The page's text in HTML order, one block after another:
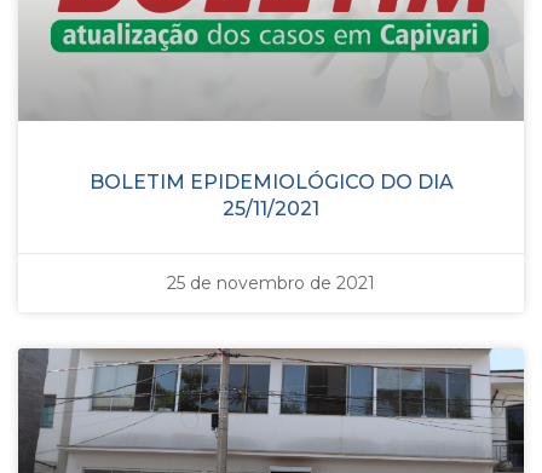
BOLETIM EPIDEMIOLÓGICO DO DIA
25/11/2021
25 de novembro de 2021